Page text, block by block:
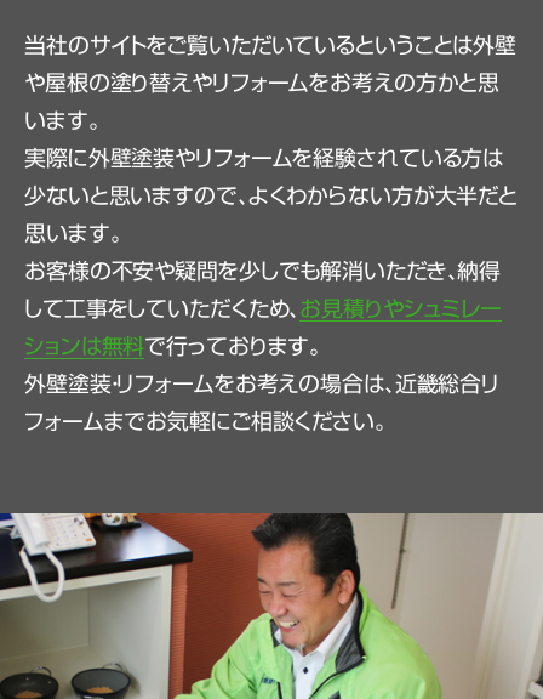
当社のサイトをご覧いただいているということは外壁
や屋根の塗り替えやリフォームをお考えの方かと思
います。
実際に外壁塗装やリフォームを経験されている方は
少ないと思いますので、よくわからない方が大半だと
思います。
お客様の不安や疑問を少しでも解消いただき、納得
して工事をしていただくため、 お見積りやシュミレー
ションは無料で行っております。
外壁塗装・リフォームをお考えの場合は、近畿総合リ
フォームまでお気軽にご相談ください。